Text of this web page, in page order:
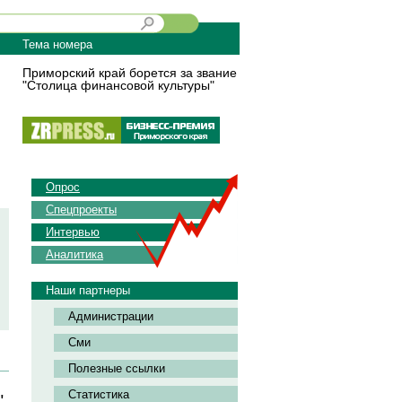
Тема номера
Приморский край борется за звание
"Столица финансовой культуры"
Опрос
Спецпроекты
Интервью
Аналитика
Наши партнеры
Администрации
Сми
Полезные ссылки
Статистика